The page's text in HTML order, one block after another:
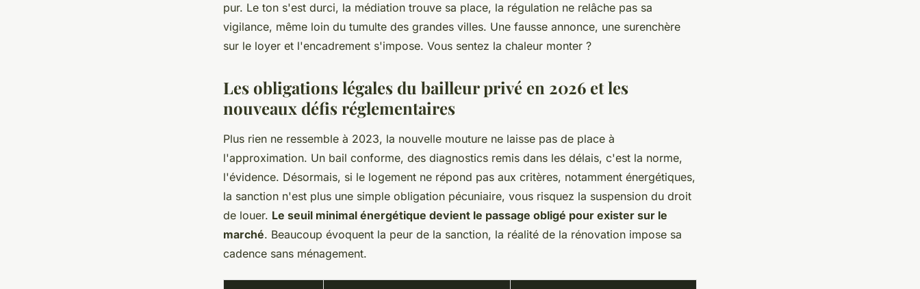
pur. Le ton s'est durci, la médiation trouve sa place, la régulation ne relâche pas sa
vigilance, même loin du tumulte des grandes villes. Une fausse annonce, une surenchère
sur le loyer et l'encadrement s'impose. Vous sentez la chaleur monter ?
Les obligations légales du bailleur privé en 2026 et les
nouveaux défis réglementaires
Plus rien ne ressemble à 2023, la nouvelle mouture ne laisse pas de place à
l'approximation. Un bail conforme, des diagnostics remis dans les délais, c'est la norme,
l'évidence. Désormais, si le logement ne répond pas aux critères, notamment énergétiques,
la sanction n'est plus une simple obligation pécuniaire, vous risquez la suspension du droit
de louer. Le seuil minimal énergétique devient le passage obligé pour exister sur le
marché. Beaucoup évoquent la peur de la sanction, la réalité de la rénovation impose sa
cadence sans ménagement.